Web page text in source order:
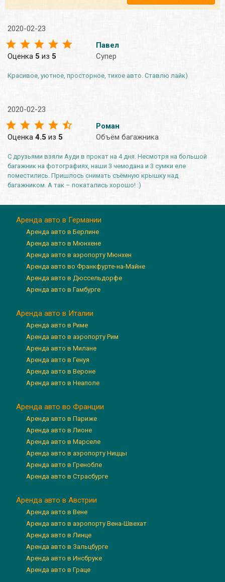
2020-02-23
Оценка 5 из 5
Павел
Супер
Красивое, уютное, просторное, тихое авто. Ставлю лайк)
2020-02-23
Оценка 4.5 из 5
Роман
Объём багажника
С друзьями взяли Ауди в прокат на 4 дня. Несмотря на большой
багажник на фотографиях, наши 3 чемодана и 3 сумки еле
поместились. Пришлось снимать съёмную крышку над
багажником. А так – покатались хорошо! :)
Аренда авто в Германии
Аренда авто в Берлине
Аренда авто в Мюнхене
Аренда авто в аэропорту Мюнхен
Аренда авто во Франкфурте-на-Майне
Аренда авто в Дюссельдорфе
Аренда авто в Гамбурге
Аренда авто в Италии
Аренда авто в Риме
Аренда авто в аэропорту Рим
Аренда авто в Милане
Аренда авто в Генуя
Аренда авто в Вероне
Аренда авто в Неаполе
Аренда авто во Франции
Аренда авто в Париже
Аренда авто в Лионе
Аренда авто в Марселе
Аренда авто в аэропорту Ниццы
Аренда авто в Гренобле
Аренда авто в Страсбурге
Аренда авто в Австрии
Аренда авто в Вене
Аренда авто в аэропорту Вена-Швехат
Аренда авто в Линце
Аренда авто в Зальцбурге
Аренда авто в Инсбруке
Аренда авто в Граце